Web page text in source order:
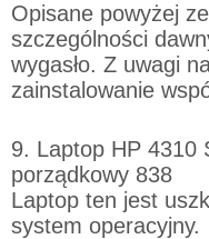
Opisane powyżej
szczególności
wygasło. Z uwagi
zainstalowanie
9. Laptop HP 4310
porządkowy 838
Laptop ten jest
system operacyjny.